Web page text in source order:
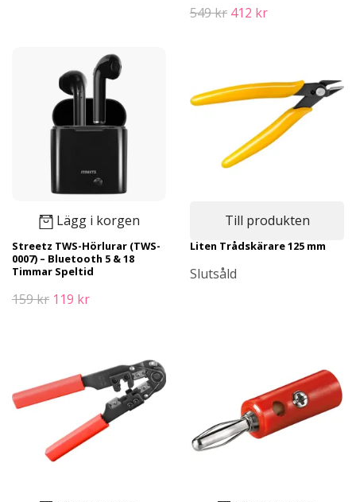
549 kr 412 kr
Lägg i korgen
Streetz TWS-Hörlurar (TWS-
0007) – Bluetooth 5 & 18
Timmar Speltid
159 kr 119 kr
Till produkten
Liten Trådskärare 125 mm
Slutsåld